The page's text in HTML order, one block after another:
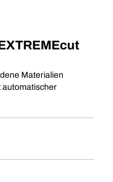
Materialien
automatischer